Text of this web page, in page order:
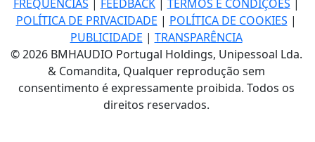
FREQUÊNCIAS | FEEDBACK| TERMOS E CONDIÇÕES |
POLÍTICA DE PRIVACIDADE | POLÍTICA DE COOKIES |
PUBLICIDADE | TRANSPARÊNCIA
© 2026 BMHAUDIO Portugal Holdings, Unipessoal Lda.
& Comandita, Qualquer reprodução sem
consentimento é expressamente proibida. Todos os
direitos reservados.